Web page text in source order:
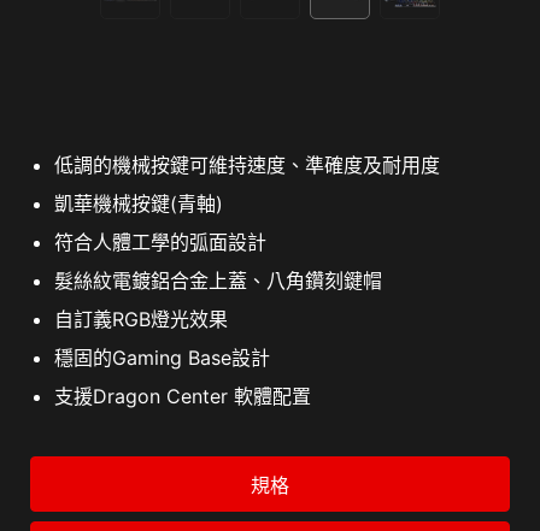
低調的機械按鍵可維持速度、準確度及耐用度
凱華機械按鍵(青軸)
符合人體工學的弧面設計
髮絲紋電鍍鋁合金上蓋、八角鑽刻鍵帽
自訂義RGB燈光效果
穩固的Gaming Base設計
支援Dragon Center 軟體配置
規格